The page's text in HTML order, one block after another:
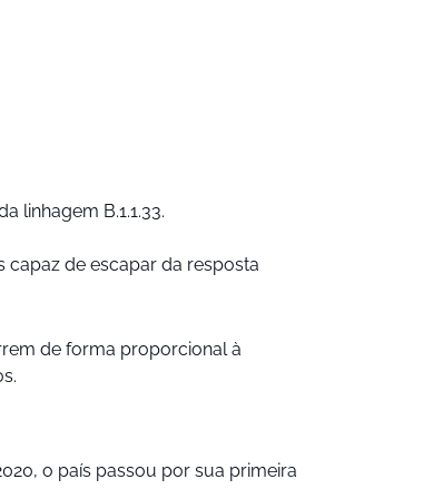
linhagem B.1.1.33.
de escapar da resposta
de forma proporcional à
o país passou por sua primeira